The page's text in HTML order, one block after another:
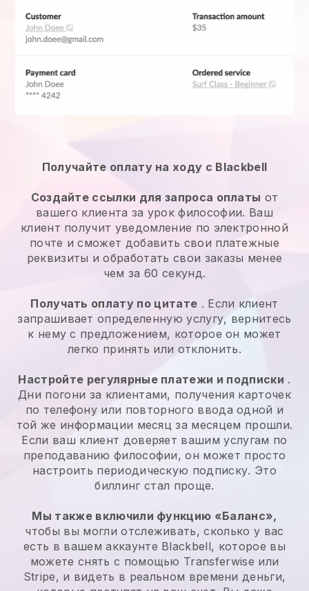
Получайте оплату на ходу с Blackbell
Создайте ссылки для запроса оплаты от
вашего клиента за урок философии. Ваш
клиент получит уведомление по электронной
почте и сможет добавить свои платежные
реквизиты и обработать свои заказы менее
чем за 60 секунд.
Получать оплату по цитате . Если клиент
запрашивает определенную услугу, вернитесь
к нему с предложением, которое он может
легко принять или отклонить.
Настройте регулярные платежи и подписки .
Дни погони за клиентами, получения карточек
по телефону или повторного ввода одной и
той же информации месяц за месяцем прошли.
Если ваш клиент доверяет вашим услугам по
преподаванию философии, он может просто
настроить периодическую подписку. Это
биллинг стал проще.
Мы также включили функцию «Баланс»,
чтобы вы могли отслеживать, сколько у вас
есть в вашем аккаунте Blackbell, которое вы
можете снять с помощью Transferwise или
Stripe, и видеть в реальном времени деньги,